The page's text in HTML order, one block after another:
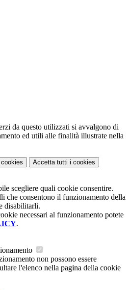
da questo utilizzati si avvalgono di
ed utili alle finalità illustrate nella
Accetta tutti i cookies
scegliere quali cookie consentire.
che consentono il funzionamento della
disabilitarli.
necessari al funzionamento potete
.
non possono essere
l'elenco nella pagina della cookie